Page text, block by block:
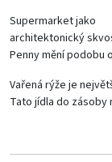
Supermarket jako
architektonický
Penny mění podobu
Vařená rýže je
Tato jídla do zásoby